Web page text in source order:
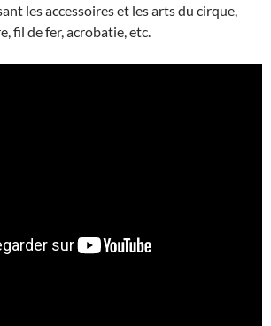
les accessoires et les arts du cirque,
fil de fer, acrobatie, etc.